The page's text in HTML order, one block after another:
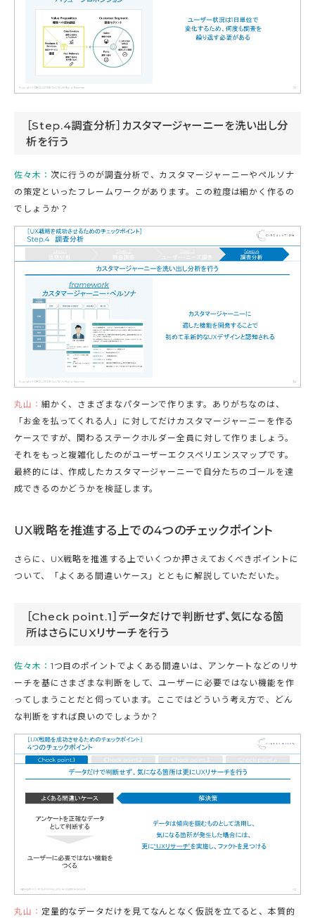
［Step.4調査分析］カスタマージャーニーを洗い出し分
析を行う
佐々木： 次に行うのが調査分析で、カスタマージャーニーやペルソナ
の策定といったフレームワークがあります。この粒度は細かく作るの
でしょうか？
丸山： 細かく、さまざまなパターンで作ります。ありがちなのは、
「お金を払ってくれる人」に対してだけカスタマージャーニーを作る
ケースですが、関わるステークホルダー全員に対して作りましょう。
それをもっと複雑化したのがユーザーエクスペリエンスマップです。
最終的には、作成したカスタマージャーニーで自分たちのゴールを達
成できるのかどうかを検証します。
UX戦略を推進する上での4つのチェックポイント
さらに、UX戦略を推進する上でいくつか押さえておくべきポイントに
ついて、「よくある間違いケース」とともに解説していただいた。
［Check point.1］データだけで判断せず、気になる箇
所はさらにUXリサーチを行う
佐々木： 1つ目のポイントでよくある間違いは、アンケートなどのリサ
ーチを基にさまざまな判断をして、ユーザーに必要ではない機能を作
ってしまうことだと伺っています。ここではどういう考え方で、どん
な判断をすれば良いのでしょうか？
丸山： 定量的なデータだけを見てなんとなく仮説を立てると、本質的